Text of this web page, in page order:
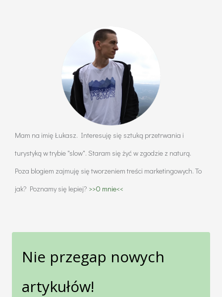
Mam na imię Łukasz. Interesuję się sztuką przetrwania i
turystyką w trybie "slow". Staram się żyć w zgodzie z naturą.
Poza blogiem zajmuję się tworzeniem treści marketingowych. To
jak? Poznamy się lepiej? >>O mnie<<
Nie przegap nowych
artykułów!